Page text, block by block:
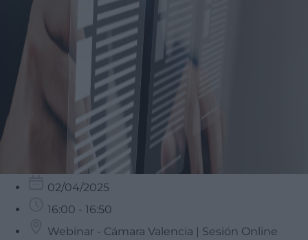
02/04/2025
16:00 - 16:50
Webinar - Cámara Valencia | Sesión Online